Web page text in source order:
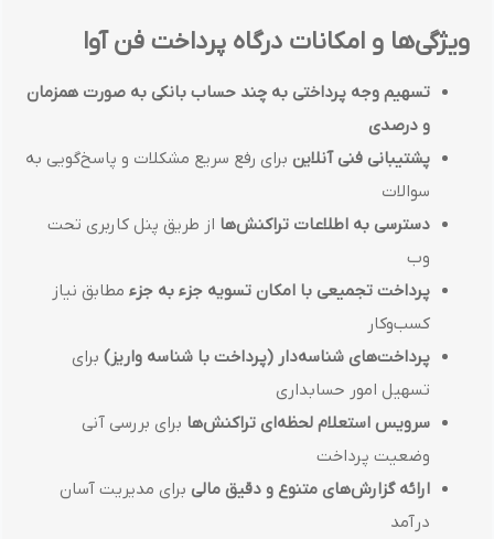
ویژگی‌ها و امکانات درگاه پرداخت فن آوا
تسهیم وجه پرداختی به چند حساب بانکی به صورت همزمان
و درصدی
پشتیبانی فنی آنلاین برای رفع سریع مشکلات و پاسخ‌گویی به
سوالات
دسترسی به اطلاعات تراکنش‌ها از طریق پنل کاربری تحت
وب
پرداخت تجمیعی با امکان تسویه جزء به جزء مطابق نیاز
کسب‌وکار
پرداخت‌های شناسه‌دار (پرداخت با شناسه واریز) برای
تسهیل امور حسابداری
سرویس استعلام لحظه‌ای تراکنش‌ها برای بررسی آنی
وضعیت پرداخت
ارائه گزارش‌های متنوع و دقیق مالی برای مدیریت آسان
درآمد